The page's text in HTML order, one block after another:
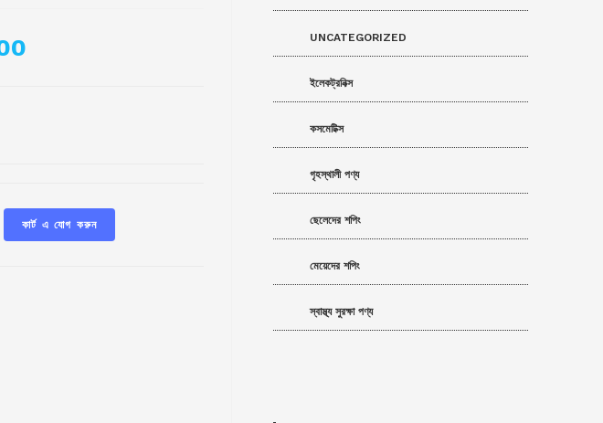
কার্ট এ যোগ করুন
UNCATEGORIZED
ইলেকট্রনিক্স
কসমেটিক্স
গৃহস্থালী পণ্য
ছেলেদের শপিং
মেয়েদের শপিং
স্বাস্থ্য সুরক্ষা পণ্য